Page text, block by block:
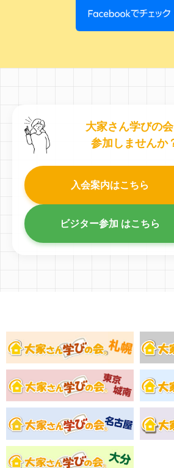
大家さん学びの
参加しませんか
入会案内はこちら
ビジター参加 はこちら